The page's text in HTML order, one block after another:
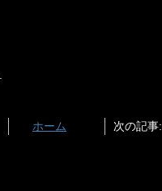
次の記事:
ホーム